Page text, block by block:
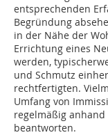
entsprechenden
Begründung
in der Nähe der
Errichtung eines
werden,
und Schmutz
rechtfertigten.
Umfang von
regelmäßig
beantworten.